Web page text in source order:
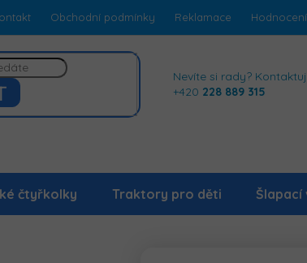
Obchodní podmínky Reklamace
Nevíte si rady?
+420 228 889 315
čtyřkolky Traktory pro děti